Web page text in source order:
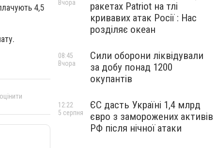
4,5
ракетах Patriot на тлі
кривавих атак Росії : Нас
розділяє океан
Вчора
Сили оборони ліквідували
за добу понад 1200
окупантів
08:45
Вчора
ЄС дасть Україні 1,4 млрд
євро з заморожених активів
РФ після нічної атаки
12:22
5 серпня